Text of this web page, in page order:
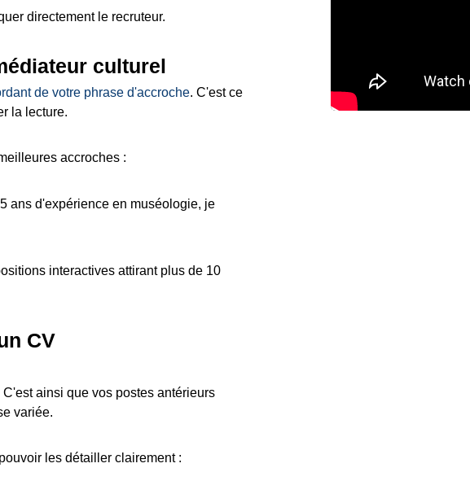
directement le recruteur.
culturel
de votre phrase d'accroche. C'est ce
la lecture.
accroches :
ans d'expérience en muséologie, je
interactives attirant plus de 10
CV
ainsi que vos postes antérieurs
variée.
les détailler clairement :